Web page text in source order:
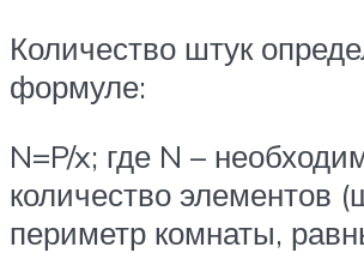
Количество штук
формуле:
N=P/x; где N –
количество элементов
периметр комнаты,